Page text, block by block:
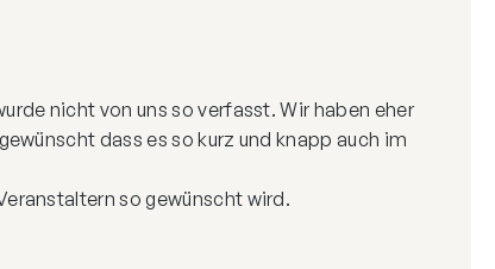
nicht von uns so verfasst. Wir haben eher
dass es so kurz und knapp auch im
so gewünscht wird.